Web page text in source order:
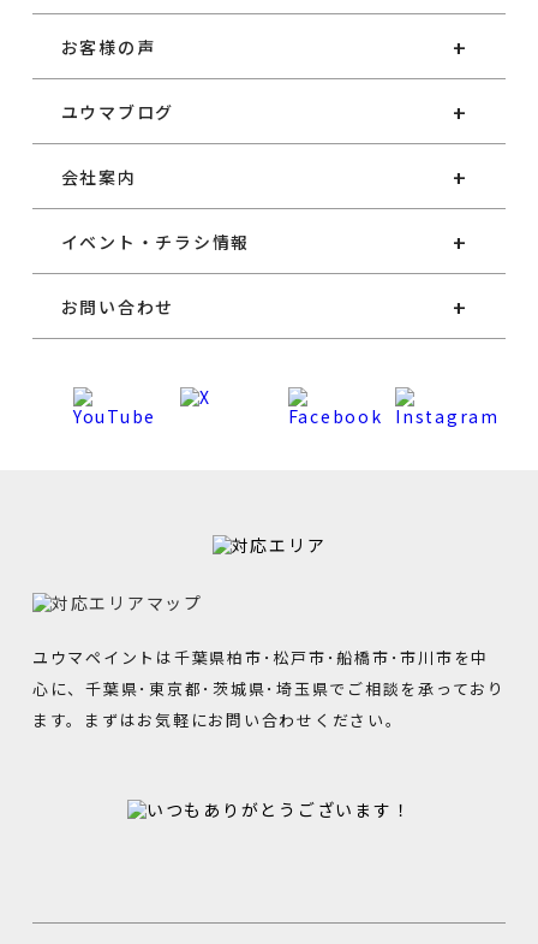
お客様の声
ユウマブログ
会社案内
イベント・チラシ情報
お問い合わせ
ユウマペイントは千葉県柏市･松戸市･船橋市･市川市を中
心に、千葉県･東京都･茨城県･埼玉県でご相談を承っており
ます。まずはお気軽にお問い合わせください。